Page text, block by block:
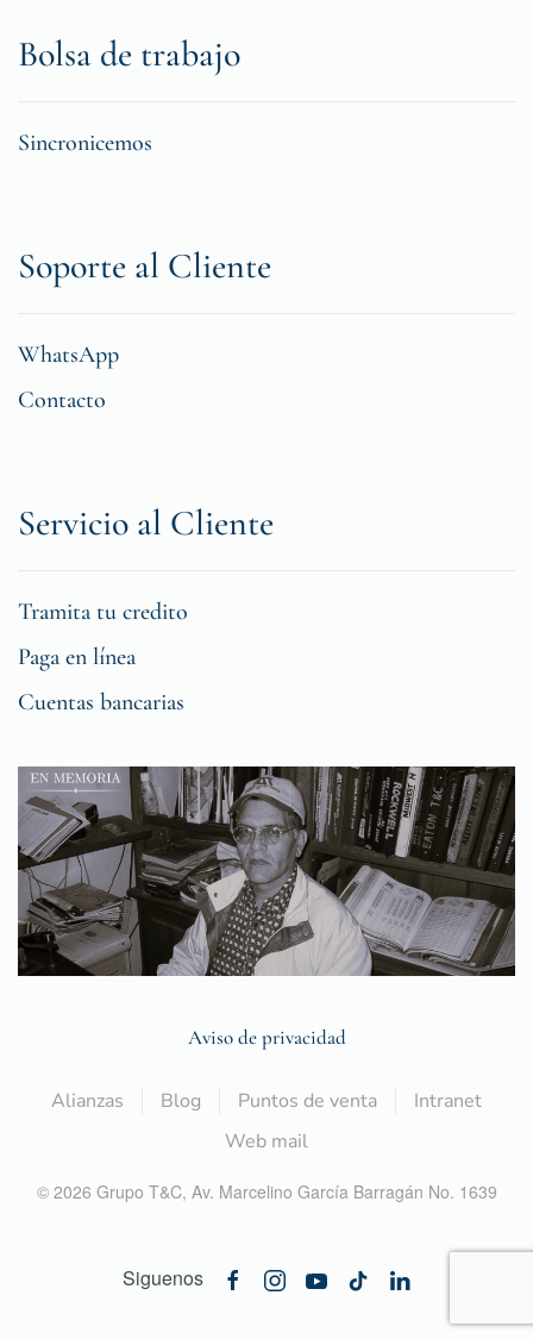
Bolsa de trabajo
Sincronicemos
Soporte al Cliente
WhatsApp
Contacto
Servicio al Cliente
Tramita tu credito
Paga en línea
Cuentas bancarias
Aviso de privacidad
Alianzas Blog Puntos de venta
Intranet
Web mail
© 2026 Grupo T&C, Av. Marcelino García Barragán No. 1639
Siguenos